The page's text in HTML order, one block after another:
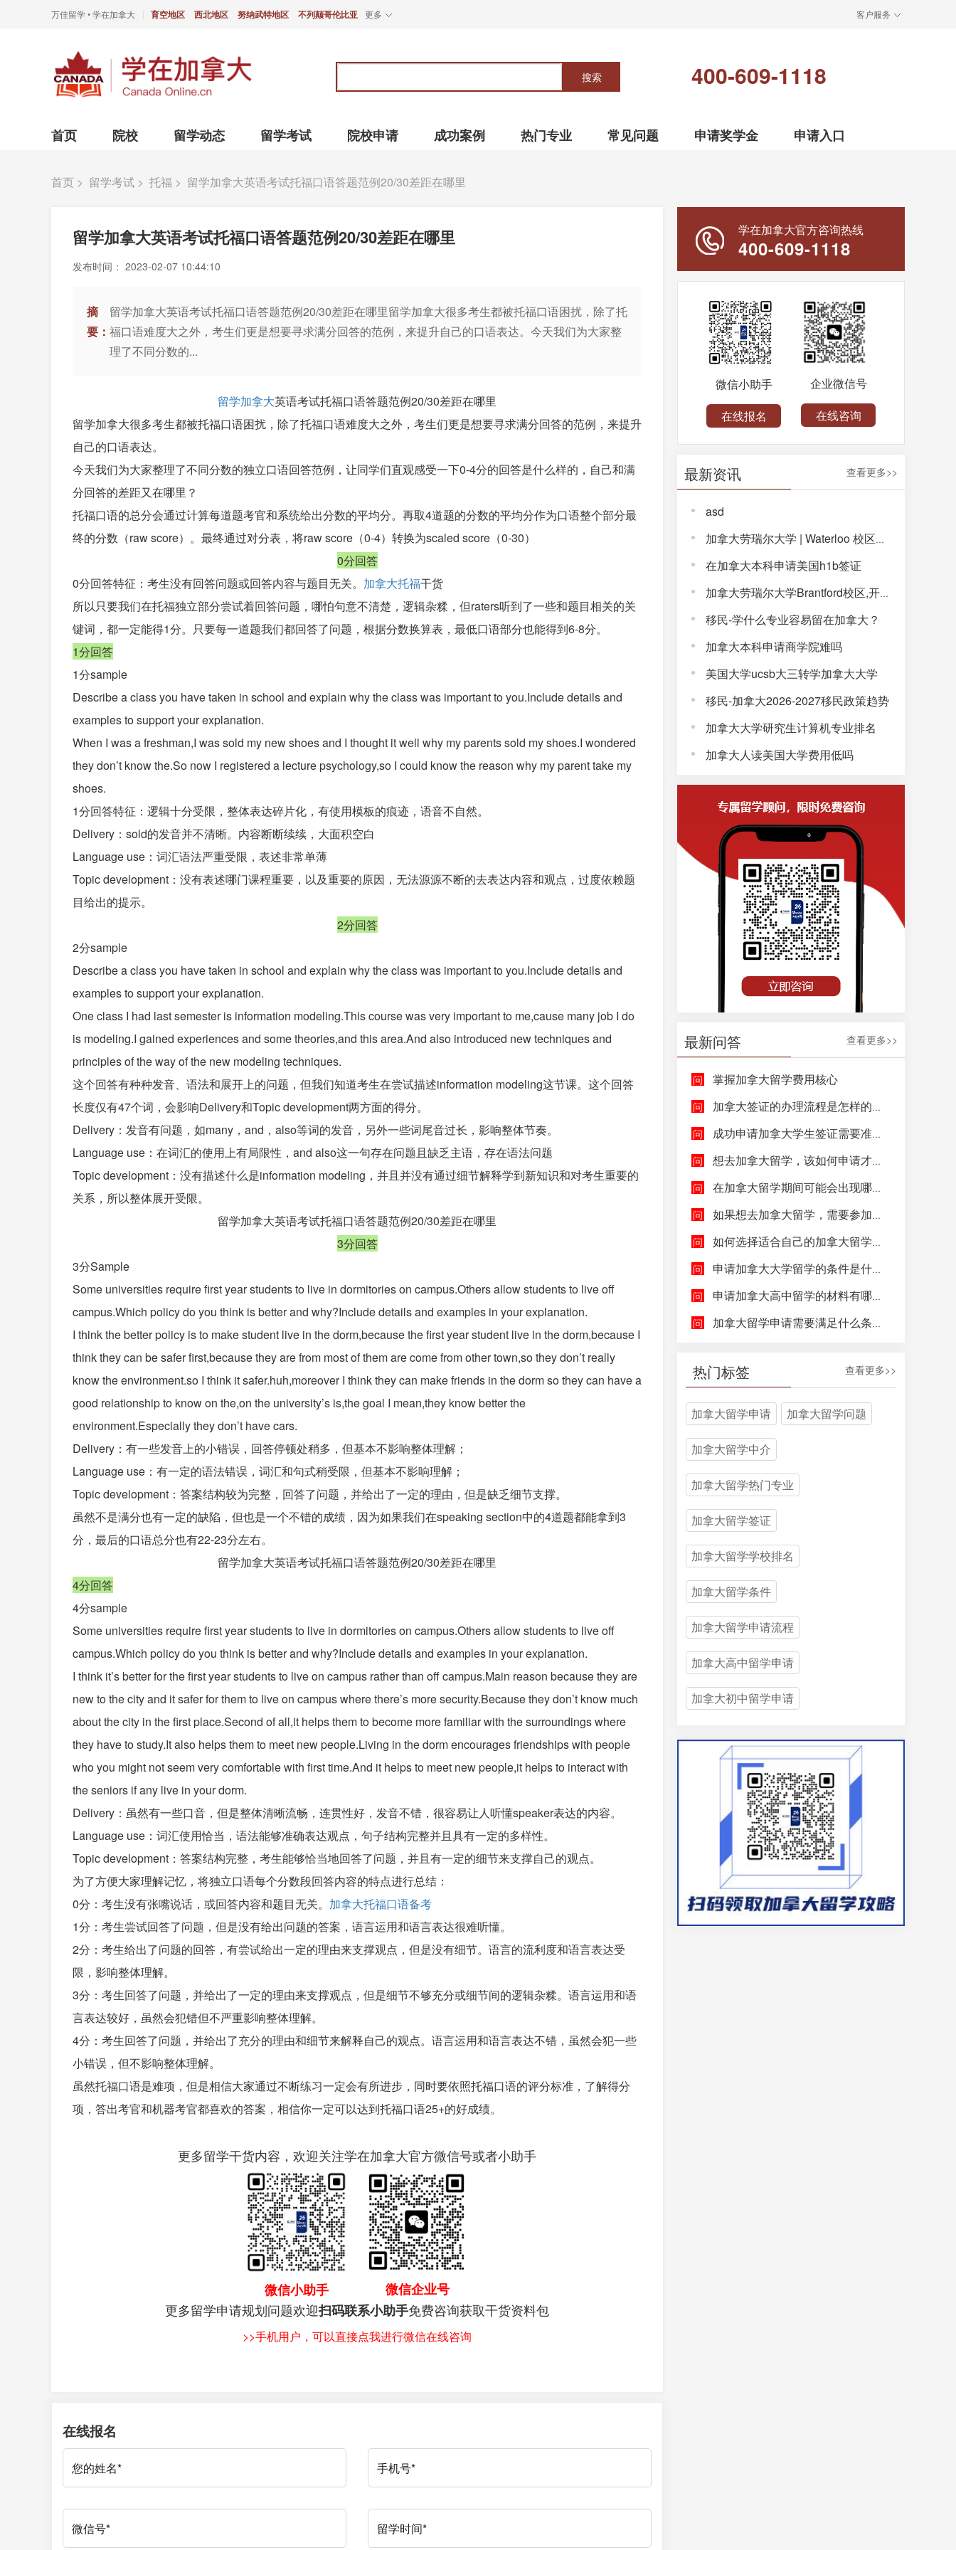
万佳留学 • 学在加拿大 育空地区 西北地区 努纳武特地区 不列颠哥伦比亚 更多 客户服务
关
搜索 400-609-1118
首页 院校 留学动态 留学考试 院校申请 成功案例 热门专业 常见问题 申请奖学金 申请入口
首页 > 留学考试 > 托福 > 留学加拿大英语考试托福口语答题范例20/30差距在哪里
留学加拿大英语考试托福口语答题范例20/30差距在哪里
发布时间： 2023-02-07 10:44:10
摘
要：
留学加拿大英语考试托福口语答题范例20/30差距在哪里留学加拿大很多考生都被托福口语困扰，除了托
福口语难度大之外，考生们更是想要寻求满分回答的范例，来提升自己的口语表达。今天我们为大家整
理了不同分数的...
留学加拿大英语考试托福口语答题范例20/30差距在哪里
留学加拿大很多考生都被托福口语困扰，除了托福口语难度大之外，考生们更是想要寻求满分回答的范例，来提升
自己的口语表达。
今天我们为大家整理了不同分数的独立口语回答范例，让同学们直观感受一下0-4分的回答是什么样的，自己和满
分回答的差距又在哪里？
托福口语的总分会通过计算每道题考官和系统给出分数的平均分。再取4道题的分数的平均分作为口语整个部分最
终的分数（raw score）。最终通过对分表，将raw score（0-4）转换为scaled score（0-30）
0分回答
0分回答特征：考生没有回答问题或回答内容与题目无关。 加拿大托福干货
所以只要我们在托福独立部分尝试着回答问题，哪怕句意不清楚，逻辑杂糅，但raters听到了一些和题目相关的关
键词，都一定能得1分。只要每一道题我们都回答了问题，根据分数换算表，最低口语部分也能得到6-8分。
1分回答
1分sample
Describe a class you have taken in school and explain why the class was important to you.Include details and
examples to support your explanation.
When I was a freshman,I was sold my new shoes and I thought it well why my parents sold my shoes.I wondered
they don’t know the.So now I registered a lecture psychology,so I could know the reason why my parent take my
shoes.
1分回答特征：逻辑十分受限，整体表达碎片化，有使用模板的痕迹，语音不自然。
Delivery：sold的发音并不清晰。内容断断续续，大面积空白
Language use：词汇语法严重受限，表述非常单薄
Topic development：没有表述哪门课程重要，以及重要的原因，无法源源不断的去表达内容和观点，过度依赖题
目给出的提示。
2分回答
2分sample
Describe a class you have taken in school and explain why the class was important to you.Include details and
examples to support your explanation.
One class I had last semester is information modeling.This course was very important to me,cause many job I do
is modeling.I gained experiences and some theories,and this area.And also introduced new techniques and
principles of the way of the new modeling techniques.
这个回答有种种发音、语法和展开上的问题，但我们知道考生在尝试描述information modeling这节课。这个回答
长度仅有47个词，会影响Delivery和Topic development两方面的得分。
Delivery：发音有问题，如many，and，also等词的发音，另外一些词尾音过长，影响整体节奏。
Language use：在词汇的使用上有局限性，and also这一句存在问题且缺乏主语，存在语法问题
Topic development：没有描述什么是information modeling，并且并没有通过细节解释学到新知识和对考生重要的
关系，所以整体展开受限。
留学加拿大英语考试托福口语答题范例20/30差距在哪里
3分回答
3分Sample
Some universities require first year students to live in dormitories on campus.Others allow students to live off
campus.Which policy do you think is better and why?Include details and examples in your explanation.
I think the better policy is to make student live in the dorm,because the first year student live in the dorm,because I
think they can be safer first,because they are from most of them are come from other town,so they don’t really
know the environment.so I think it safer.huh,moreover I think they can make friends in the dorm so they can have a
good relationship to know on the,on the university’s is,the goal I mean,they know better the
environment.Especially they don’t have cars.
Delivery：有一些发音上的小错误，回答停顿处稍多，但基本不影响整体理解；
Language use：有一定的语法错误，词汇和句式稍受限，但基本不影响理解；
Topic development：答案结构较为完整，回答了问题，并给出了一定的理由，但是缺乏细节支撑。
虽然不是满分也有一定的缺陷，但也是一个不错的成绩，因为如果我们在speaking section中的4道题都能拿到3
分，最后的口语总分也有22-23分左右。
留学加拿大英语考试托福口语答题范例20/30差距在哪里
4分回答
4分sample
Some universities require first year students to live in dormitories on campus.Others allow students to live off
campus.Which policy do you think is better and why?Include details and examples in your explanation.
I think it’s better for the first year students to live on campus rather than off campus.Main reason because they are
new to the city and it safer for them to live on campus where there’s more security.Because they don’t know much
about the city in the first place.Second of all,it helps them to become more familiar with the surroundings where
they have to study.It also helps them to meet new people.Living in the dorm encourages friendships with people
who you might not seem very comfortable with first time.And it helps to meet new people,it helps to interact with
the seniors if any live in your dorm.
Delivery：虽然有一些口音，但是整体清晰流畅，连贯性好，发音不错，很容易让人听懂speaker表达的内容。
Language use：词汇使用恰当，语法能够准确表达观点，句子结构完整并且具有一定的多样性。
Topic development：答案结构完整，考生能够恰当地回答了问题，并且有一定的细节来支撑自己的观点。
为了方便大家理解记忆，将独立口语每个分数段回答内容的特点进行总结：
0分：考生没有张嘴说话，或回答内容和题目无关。 加拿大托福口语备考
1分：考生尝试回答了问题，但是没有给出问题的答案，语言运用和语言表达很难听懂。
2分：考生给出了问题的回答，有尝试给出一定的理由来支撑观点，但是没有细节。语言的流利度和语言表达受
限，影响整体理解。
3分：考生回答了问题，并给出了一定的理由来支撑观点，但是细节不够充分或细节间的逻辑杂糅。语言运用和语
言表达较好，虽然会犯错但不严重影响整体理解。
4分：考生回答了问题，并给出了充分的理由和细节来解释自己的观点。语言运用和语言表达不错，虽然会犯一些
小错误，但不影响整体理解。
虽然托福口语是难项，但是相信大家通过不断练习一定会有所进步，同时要依照托福口语的评分标准，了解得分
项，答出考官和机器考官都喜欢的答案，相信你一定可以达到托福口语25+的好成绩。
更多留学干货内容，欢迎关注学在加拿大官方微信号或者小助手
微信小助手
微信企业号
更多留学申请规划问题欢迎扫码联系小助手免费咨询获取干货资料包
>>手机用户，可以直接点我进行微信在线咨询
在线报名
学在加拿大官方咨询热线
400-609-1118
微信小助手
在线报名
企业微信号
在线咨询
最新资讯 查看更多>>
asd
加拿大劳瑞尔大学 | Waterloo 校区，解锁完整大学体验！
在加拿大本科申请美国h1b签证
加拿大劳瑞尔大学Brantford校区,开启通往未来的大学生活!
移民-学什么专业容易留在加拿大？
加拿大本科申请商学院难吗
美国大学ucsb大三转学加拿大大学
移民-加拿大2026-2027移民政策趋势
加拿大大学研究生计算机专业排名
加拿大人读美国大学费用低吗
最新问答 查看更多>>
掌握加拿大留学费用核心
加拿大签证的办理流程是怎样的呢？
成功申请加拿大学生签证需要准备哪些文件呢？
想去加拿大留学，该如何申请才能成功拿到加拿大学生签证呢？
在加拿大留学期间可能会出现哪些紧急情况，具体该如何去处理这些紧急情况呢？
如果想去加拿大留学，需要参加哪些语言考试，达到什么水平才能申请呢？
如何选择适合自己的加拿大留学院校和专业呢？
申请加拿大大学留学的条件是什么，如何申请加拿大大学留学，留学的费用及签证申请流程是什么？
申请加拿大高中留学的材料有哪些，具体都包含哪些方面呢？
加拿大留学申请需要满足什么条件呢？
热门标签 查看更多>>
加拿大留学申请 加拿大留学问题
加拿大留学中介
加拿大留学热门专业
加拿大留学签证
加拿大留学学校排名
加拿大留学条件
加拿大留学申请流程
加拿大高中留学申请
加拿大初中留学申请